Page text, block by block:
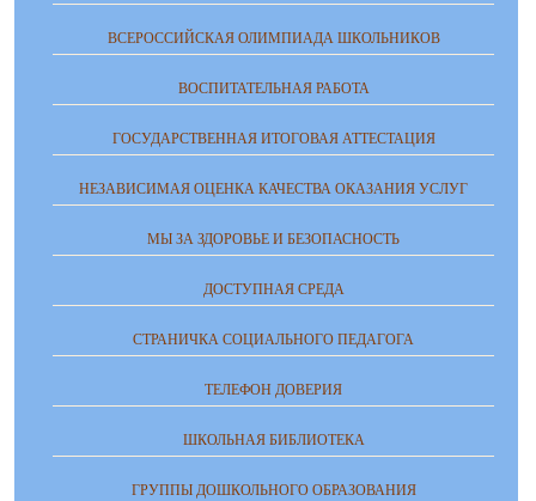
ВСЕРОССИЙСКАЯ ОЛИМПИАДА ШКОЛЬНИКОВ
ВОСПИТАТЕЛЬНАЯ РАБОТА
ГОСУДАРСТВЕННАЯ ИТОГОВАЯ АТТЕСТАЦИЯ
НЕЗАВИСИМАЯ ОЦЕНКА КАЧЕСТВА ОКАЗАНИЯ УСЛУГ
МЫ ЗА ЗДОРОВЬЕ И БЕЗОПАСНОСТЬ
ДОСТУПНАЯ СРЕДА
СТРАНИЧКА СОЦИАЛЬНОГО ПЕДАГОГА
ТЕЛЕФОН ДОВЕРИЯ
ШКОЛЬНАЯ БИБЛИОТЕКА
ГРУППЫ ДОШКОЛЬНОГО ОБРАЗОВАНИЯ